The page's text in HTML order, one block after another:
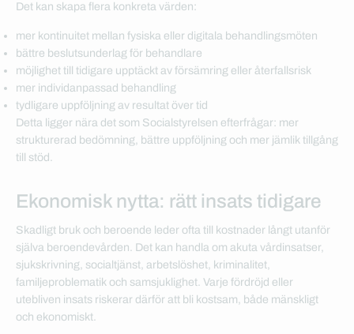
Det kan skapa flera konkreta värden:
mer kontinuitet mellan fysiska eller digitala behandlingsmöten
bättre beslutsunderlag för behandlare
möjlighet till tidigare upptäckt av försämring eller återfallsrisk
mer individanpassad behandling
tydligare uppföljning av resultat över tid
Detta ligger nära det som Socialstyrelsen efterfrågar: mer
strukturerad bedömning, bättre uppföljning och mer jämlik tillgång
till stöd.
Ekonomisk nytta: rätt insats tidigare
Skadligt bruk och beroende leder ofta till kostnader långt utanför
själva beroendevården. Det kan handla om akuta vårdinsatser,
sjukskrivning, socialtjänst, arbetslöshet, kriminalitet,
familjeproblematik och samsjuklighet. Varje fördröjd eller
utebliven insats riskerar därför att bli kostsam, både mänskligt
och ekonomiskt.